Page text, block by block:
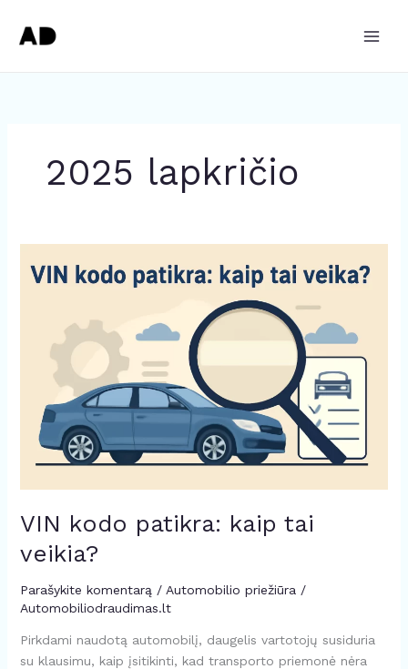
2025 lapkričio
VIN kodo patikra: kaip tai
veikia?
Parašykite komentarą / Automobilio priežiūra /
Automobiliodraudimas.lt
Pirkdami naudotą automobilį, daugelis vartotojų susiduria
su klausimu, kaip įsitikinti, kad transporto priemonė nėra
kodo
veikia?